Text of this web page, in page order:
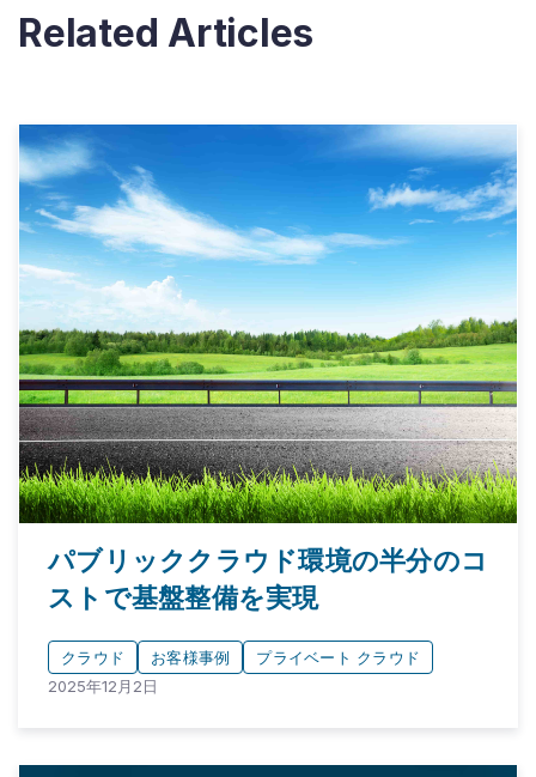
Related Articles
パブリッククラウド環境の半分のコ
ストで基盤整備を実現
クラウド お客様事例
プライベート クラウド
2025年12月2日